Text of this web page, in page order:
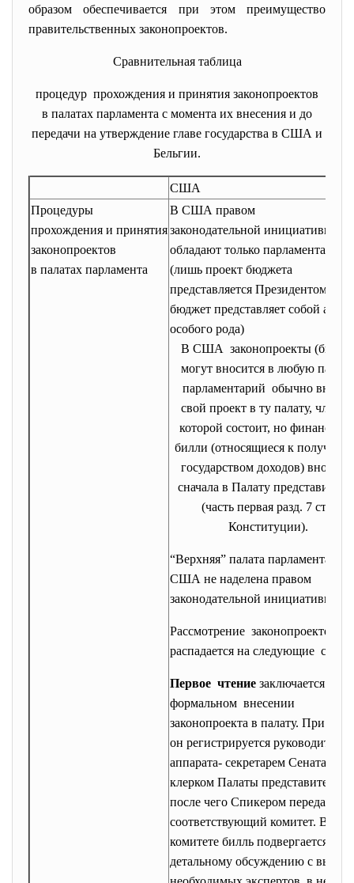
образом обеспечивается при этом преимущество
правительственных законопроектов.
Сравнительная таблица
процедур прохождения и принятия законопроектов
в палатах парламента с момента их внесения и до
передачи на утверждение главе государства в США и
Бельгии.
США
Процедуры
прохождения и принятия
законопроектов
в палатах парламента
В США правом
законодательной инициативы
обладают только парламентарии
(лишь проект бюджета
представляется Президентом, но
бюджет представляет собой акт
особого рода)
В США законопроекты
могут вносится в любую
парламентарий обычно вносит
свой проект в ту палату, членом
которой состоит, но
билли (относящиеся к
государством доходов) вносятся
сначала в Палату
(часть первая разд. 7 ст.1
Конституции).
“Верхняя” палата парламента
США не наделена правом
законодательной инициативы.
Рассмотрение законопроектов
распадается на следующие
Первое чтение заключается в
формальном внесении
законопроекта в палату. При
он регистрируется руководителем
аппарата- секретарем Сената или
клерком Палаты представителей,
после чего Спикером передается
соответствующий комитет. В
комитете билль подвергается
детальному обсуждению с